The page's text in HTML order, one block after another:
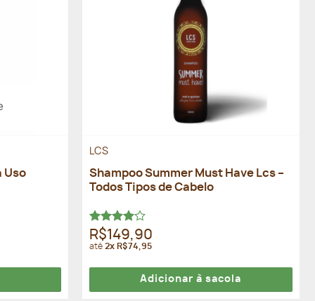
Uso
LCS
Shampoo Summer Must Have Lcs –
Todos Tipos de Cabelo
Avaliação
4.00de
R$149,90
até2x R$74,95
Adicionar à sacola